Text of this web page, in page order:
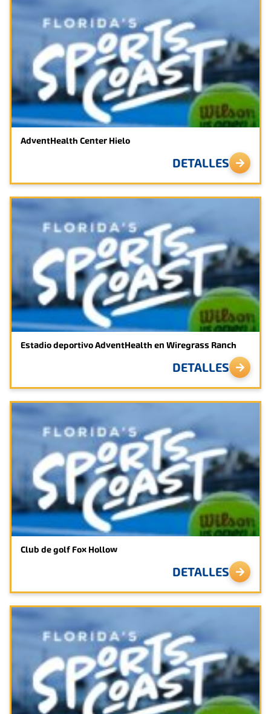
BORRAR FILTROS Cerca
Reservar ahora
eventos deportivos, comuníquese con nuestro
Llama al 727.847.8129
CONTÁCTENOS
AdventHealth Center Hielo
DETALLES
Estadio deportivo AdventHealth en Wiregrass Ranch
DETALLES
Club de golf Fox Hollow
DETALLES